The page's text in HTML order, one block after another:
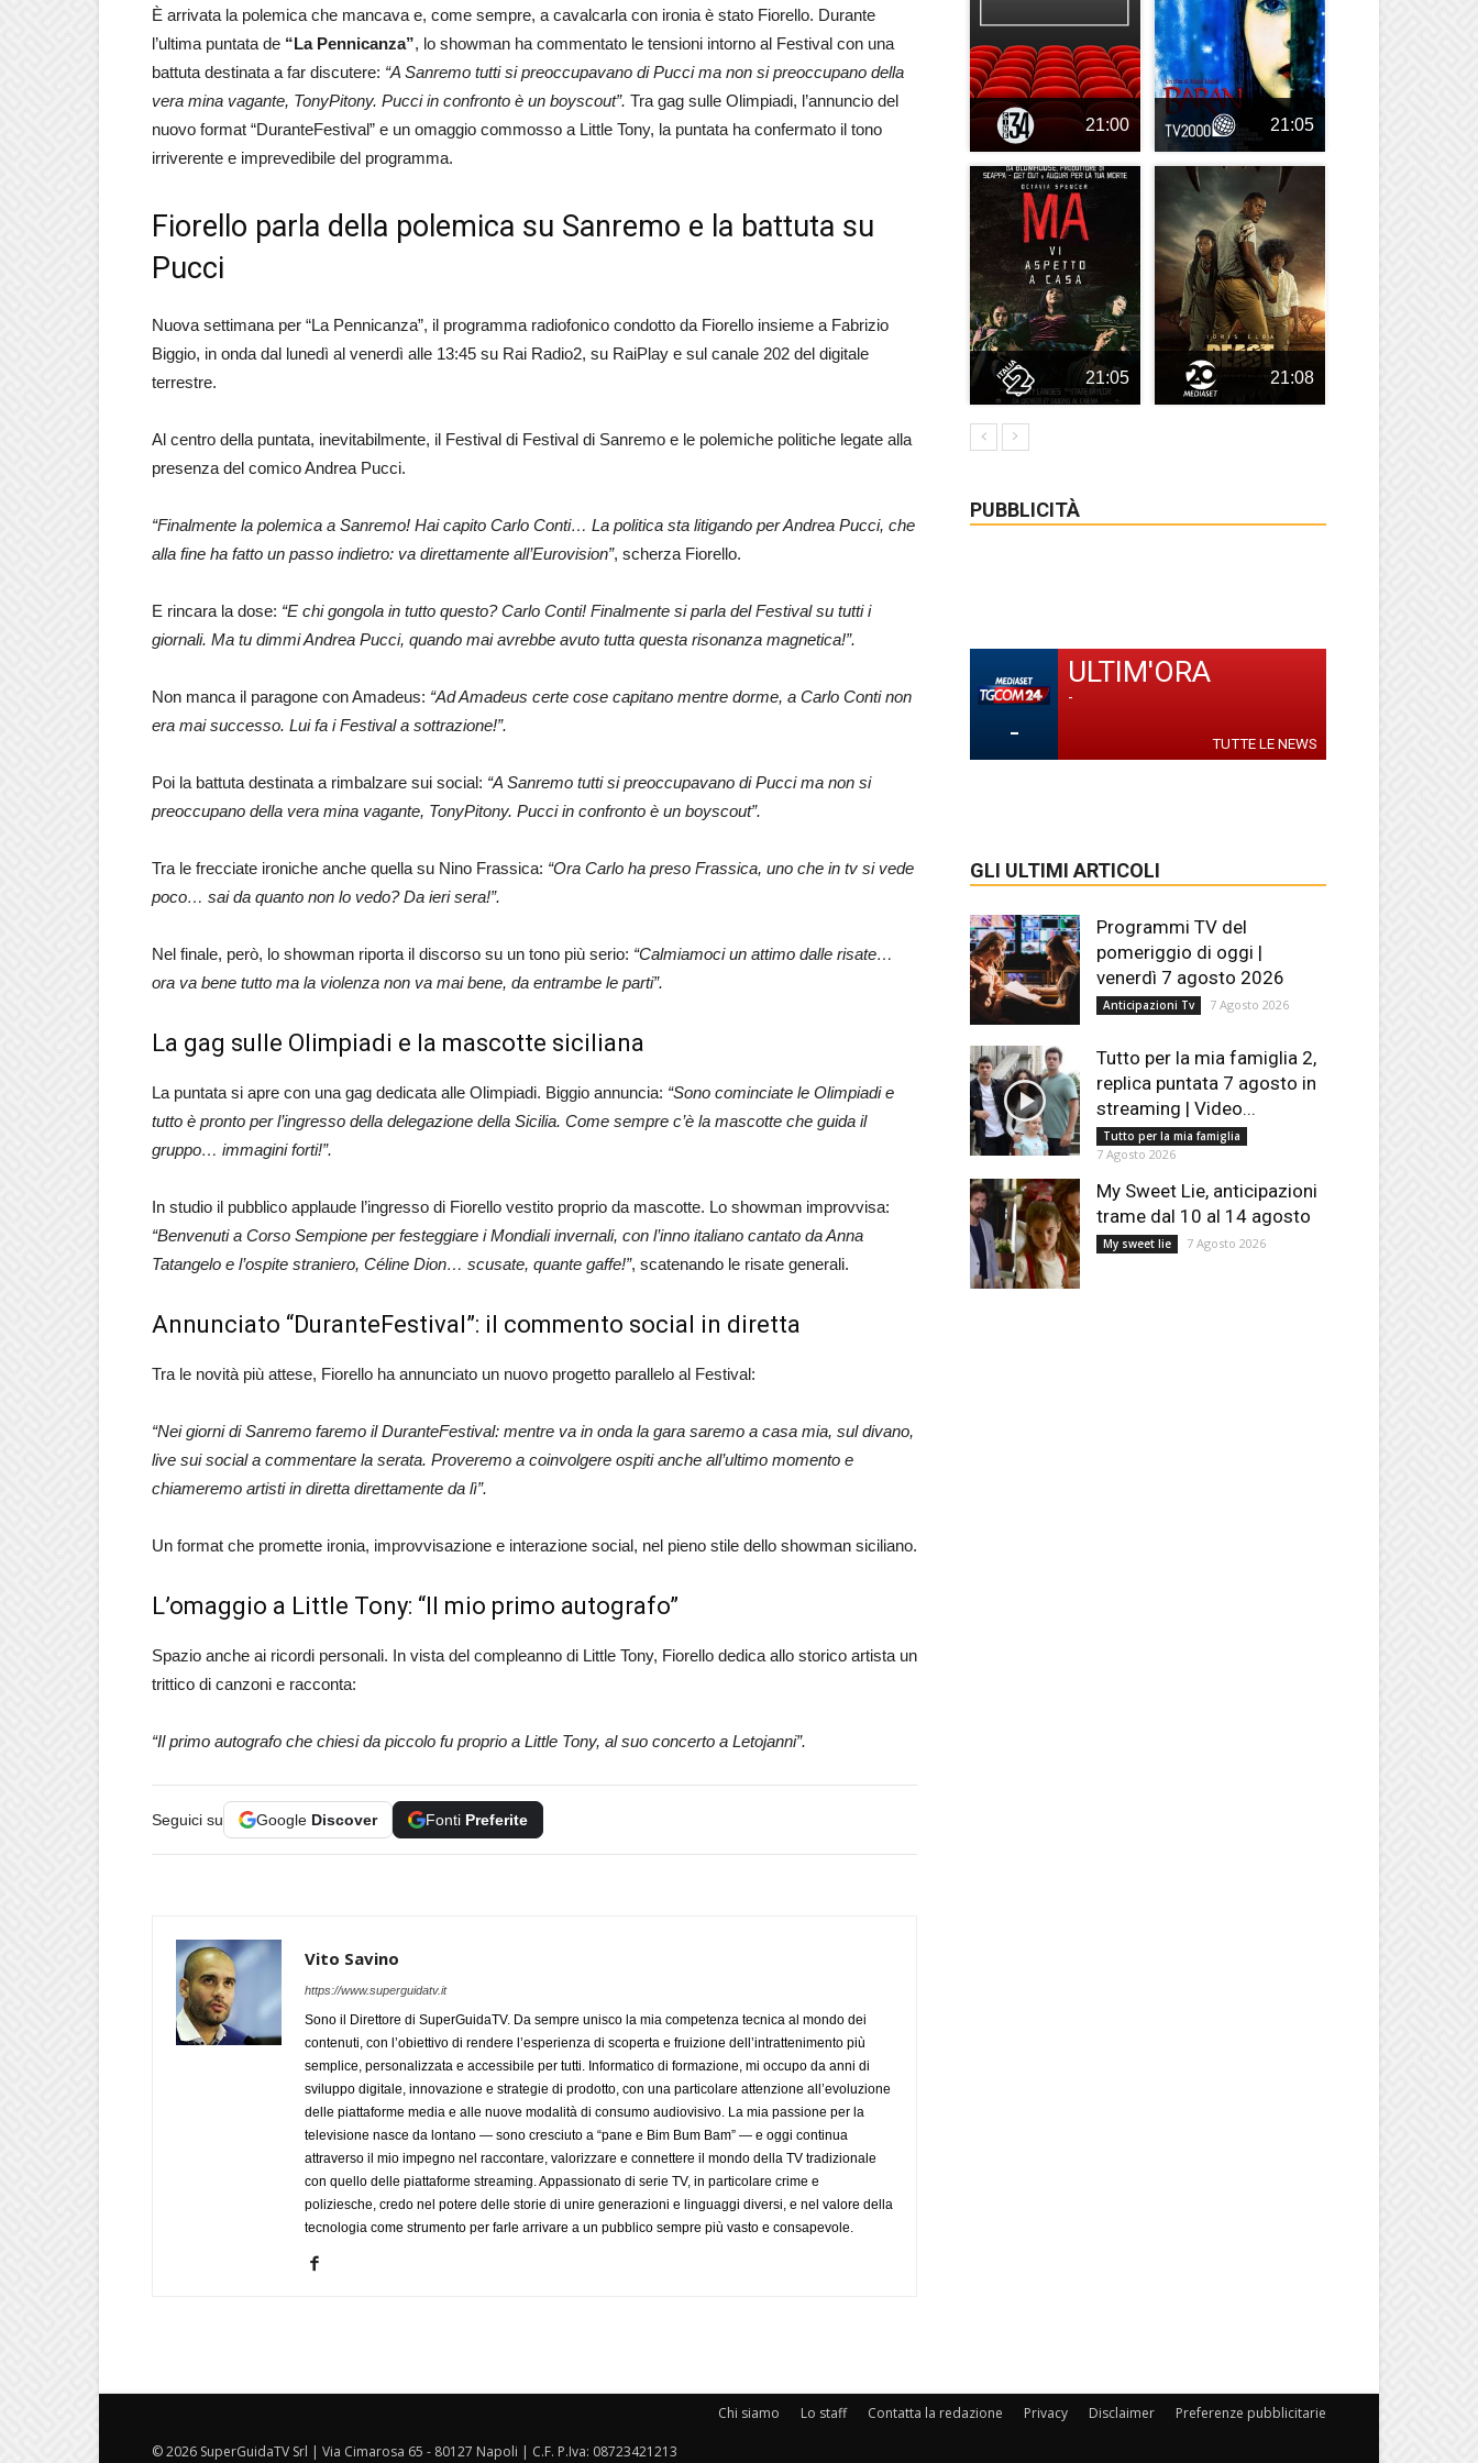
È arrivata la polemica che mancava e, come sempre, a cavalcarla con ironia è stato Fiorello. Durante
l’ultima puntata de “La Pennicanza”, lo showman ha commentato le tensioni intorno al Festival con una
battuta destinata a far discutere: “A Sanremo tutti si preoccupavano di Pucci ma non si preoccupano della
vera mina vagante, TonyPitony. Pucci in confronto è un boyscout”. Tra gag sulle Olimpiadi, l’annuncio del
nuovo format “DuranteFestival” e un omaggio commosso a Little Tony, la puntata ha confermato il tono
irriverente e imprevedibile del programma.
Fiorello parla della polemica su Sanremo e la battuta su
Pucci
Nuova settimana per “La Pennicanza”, il programma radiofonico condotto da Fiorello insieme a Fabrizio
Biggio, in onda dal lunedì al venerdì alle 13:45 su Rai Radio2, su RaiPlay e sul canale 202 del digitale
terrestre.
Al centro della puntata, inevitabilmente, il Festival di Festival di Sanremo e le polemiche politiche legate alla
presenza del comico Andrea Pucci.
“Finalmente la polemica a Sanremo! Hai capito Carlo Conti… La politica sta litigando per Andrea Pucci, che
alla fine ha fatto un passo indietro: va direttamente all’Eurovision”, scherza Fiorello.
E rincara la dose: “E chi gongola in tutto questo? Carlo Conti! Finalmente si parla del Festival su tutti i
giornali. Ma tu dimmi Andrea Pucci, quando mai avrebbe avuto tutta questa risonanza magnetica!”.
Non manca il paragone con Amadeus: “Ad Amadeus certe cose capitano mentre dorme, a Carlo Conti non
era mai successo. Lui fa i Festival a sottrazione!”.
Poi la battuta destinata a rimbalzare sui social: “A Sanremo tutti si preoccupavano di Pucci ma non si
preoccupano della vera mina vagante, TonyPitony. Pucci in confronto è un boyscout”.
Tra le frecciate ironiche anche quella su Nino Frassica: “Ora Carlo ha preso Frassica, uno che in tv si vede
poco… sai da quanto non lo vedo? Da ieri sera!”.
Nel finale, però, lo showman riporta il discorso su un tono più serio: “Calmiamoci un attimo dalle risate…
ora va bene tutto ma la violenza non va mai bene, da entrambe le parti”.
La gag sulle Olimpiadi e la mascotte siciliana
La puntata si apre con una gag dedicata alle Olimpiadi. Biggio annuncia: “Sono cominciate le Olimpiadi e
tutto è pronto per l’ingresso della delegazione della Sicilia. Come sempre c’è la mascotte che guida il
gruppo… immagini forti!”.
In studio il pubblico applaude l’ingresso di Fiorello vestito proprio da mascotte. Lo showman improvvisa:
“Benvenuti a Corso Sempione per festeggiare i Mondiali invernali, con l’inno italiano cantato da Anna
Tatangelo e l’ospite straniero, Céline Dion… scusate, quante gaffe!”, scatenando le risate generali.
Annunciato “DuranteFestival”: il commento social in diretta
Tra le novità più attese, Fiorello ha annunciato un nuovo progetto parallelo al Festival:
“Nei giorni di Sanremo faremo il DuranteFestival: mentre va in onda la gara saremo a casa mia, sul divano,
live sui social a commentare la serata. Proveremo a coinvolgere ospiti anche all’ultimo momento e
chiameremo artisti in diretta direttamente da lì”.
Un format che promette ironia, improvvisazione e interazione social, nel pieno stile dello showman siciliano.
L’omaggio a Little Tony: “Il mio primo autografo”
Spazio anche ai ricordi personali. In vista del compleanno di Little Tony, Fiorello dedica allo storico artista un
trittico di canzoni e racconta:
“Il primo autografo che chiesi da piccolo fu proprio a Little Tony, al suo concerto a Letojanni”.
Seguici su Google Discover Fonti Preferite
Vito Savino
https://www.superguidatv.it
Sono il Direttore di SuperGuidaTV. Da sempre unisco la mia competenza tecnica al mondo dei
contenuti, con l’obiettivo di rendere l’esperienza di scoperta e fruizione dell’intrattenimento più
semplice, personalizzata e accessibile per tutti. Informatico di formazione, mi occupo da anni di
sviluppo digitale, innovazione e strategie di prodotto, con una particolare attenzione all’evoluzione
delle piattaforme media e alle nuove modalità di consumo audiovisivo. La mia passione per la
televisione nasce da lontano — sono cresciuto a “pane e Bim Bum Bam” — e oggi continua
attraverso il mio impegno nel raccontare, valorizzare e connettere il mondo della TV tradizionale
con quello delle piattaforme streaming. Appassionato di serie TV, in particolare crime e
poliziesche, credo nel potere delle storie di unire generazioni e linguaggi diversi, e nel valore della
tecnologia come strumento per farle arrivare a un pubblico sempre più vasto e consapevole.
21:00 21:05
21:05 21:08
PUBBLICITÀ
-
ULTIM'ORA
-
TUTTE LE NEWS
GLI ULTIMI ARTICOLI
Programmi TV del
pomeriggio di oggi |
venerdì 7 agosto 2026
Anticipazioni Tv 7 Agosto 2026
Tutto per la mia famiglia 2,
replica puntata 7 agosto in
streaming | Video...
Tutto per la mia famiglia
7 Agosto 2026
My Sweet Lie, anticipazioni
trame dal 10 al 14 agosto
My sweet lie 7 Agosto 2026
Chi siamo Lo staff Contatta la redazione Privacy Disclaimer Preferenze pubblicitarie
© 2026 SuperGuidaTV Srl | Via Cimarosa 65 - 80127 Napoli | C.F. P.Iva: 08723421213